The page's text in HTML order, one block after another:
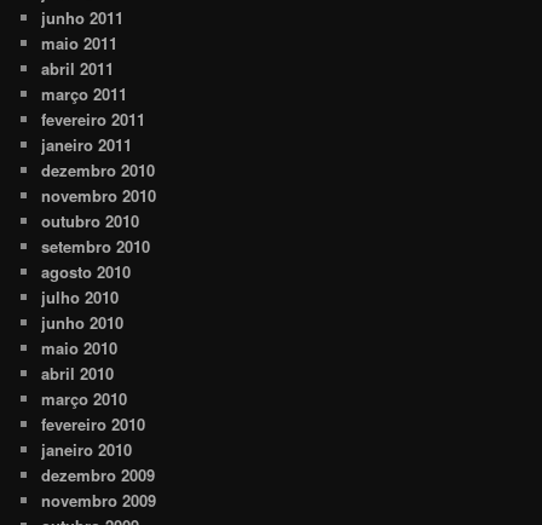
junho 2011
maio 2011
abril 2011
março 2011
fevereiro 2011
janeiro 2011
dezembro 2010
novembro 2010
outubro 2010
setembro 2010
agosto 2010
julho 2010
junho 2010
maio 2010
abril 2010
março 2010
fevereiro 2010
janeiro 2010
dezembro 2009
novembro 2009